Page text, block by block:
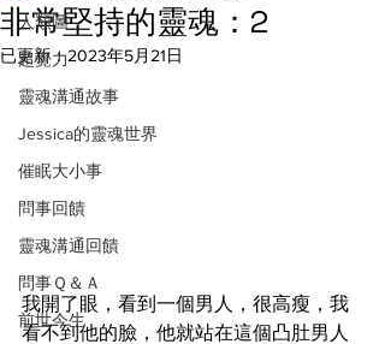
人類圖
超覺力
靈魂溝通故事
Jessica的靈魂世界
催眠大小事
問事回饋
靈魂溝通回饋
問事Ｑ＆Ａ
前世今生
非常堅持的靈魂：2
已更新：2023年5月21日
我開了眼，看到一個男人，很高瘦，我
看不到他的臉，他就站在這個凸肚男人